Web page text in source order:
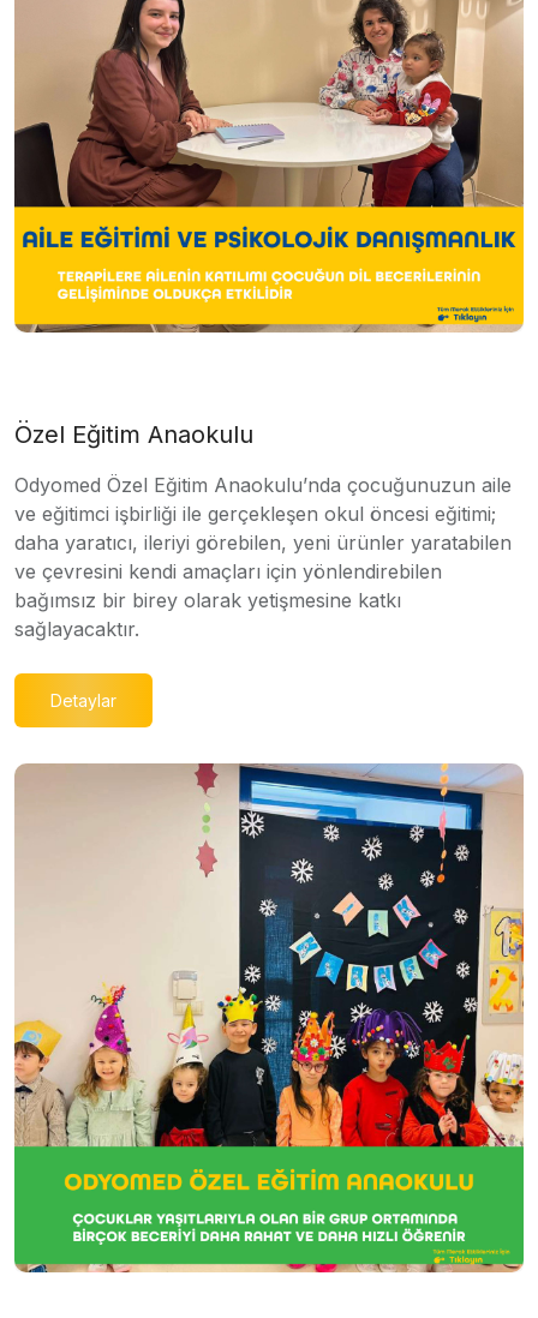
Özel Eğitim Anaokulu
Odyomed Özel Eğitim Anaokulu’nda çocuğunuzun aile
ve eğitimci işbirliği ile gerçekleşen okul öncesi eğitimi;
daha yaratıcı, ileriyi görebilen, yeni ürünler yaratabilen
ve çevresini kendi amaçları için yönlendirebilen
bağımsız bir birey olarak yetişmesine katkı
sağlayacaktır.
Detaylar